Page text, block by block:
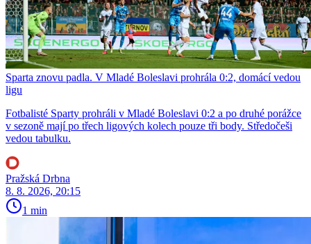
Sparta znovu padla. V Mladé Boleslavi prohrála 0:2, domácí vedou
ligu
Fotbalisté Sparty prohráli v Mladé Boleslavi 0:2 a po druhé porážce
v sezoně mají po třech ligových kolech pouze tři body. Středočeši
vedou tabulku.
Pražská Drbna
8. 8. 2026, 20:15
1 min